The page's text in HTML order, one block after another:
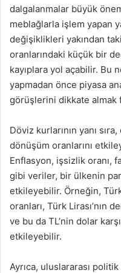
dalgalanmalar büyük
meblağlarla işlem yapan
değişiklikleri yakından
oranlarındaki küçük bir
kayıplara yol açabilir. Bu
yapmadan önce piyasa
görüşlerini dikkate almak
Döviz kurlarının yanı
dönüşüm oranlarını
Enflasyon, işsizlik oranı,
gibi veriler, bir ülkenin
etkileyebilir. Örneğin,
oranları, Türk Lirası’nın
ve bu da TL’nin dolar
etkileyebilir.
Ayrıca, uluslararası